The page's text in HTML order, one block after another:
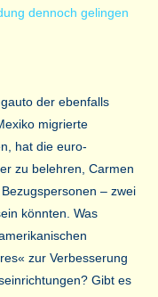
dennoch gelingen
der ebenfalls
migrierte
hat die euro-
zu belehren, Carmen
– zwei
könnten. Was
zur Verbesserung
Gibt es